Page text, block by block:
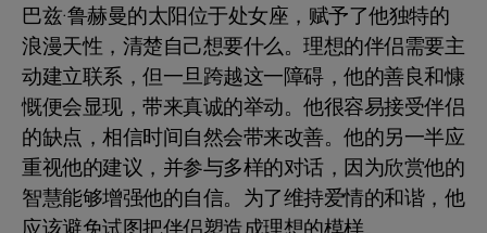
巴兹·鲁赫曼的太阳位于处女座，赋予了他独特的
浪漫天性，清楚自己想要什么。理想的伴侣需要主
动建立联系，但一旦跨越这一障碍，他的善良和慷
慨便会显现，带来真诚的举动。他很容易接受伴侣
的缺点，相信时间自然会带来改善。他的另一半应
重视他的建议，并参与多样的对话，因为欣赏他的
智慧能够增强他的自信。为了维持爱情的和谐，他